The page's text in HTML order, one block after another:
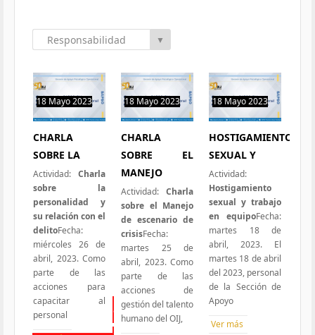
Todas las Iniciativas
Responsabilidad
▼
18 Mayo 2023
CHARLA
SOBRE LA
Actividad:Charla
sobre la
personalidad y
su relación con el
delitoFecha:
miércoles 26 de
abril, 2023. Como
parte de las
acciones para
capacitar al
personal
18 Mayo 2023
CHARLA
SOBRE EL
MANEJO
Actividad:Charla
sobre el Manejo
de escenario de
crisisFecha:
martes 25 de
abril, 2023. Como
parte de las
acciones de
gestión del talento
humano del OIJ,
18 Mayo 2023
HOSTIGAMIENTO
SEXUAL Y
Actividad:
Hostigamiento
sexual y trabajo
en equipoFecha:
martes 18 de
abril, 2023. El
martes 18 de abril
del 2023, personal
de la Sección de
Apoyo
Ver más